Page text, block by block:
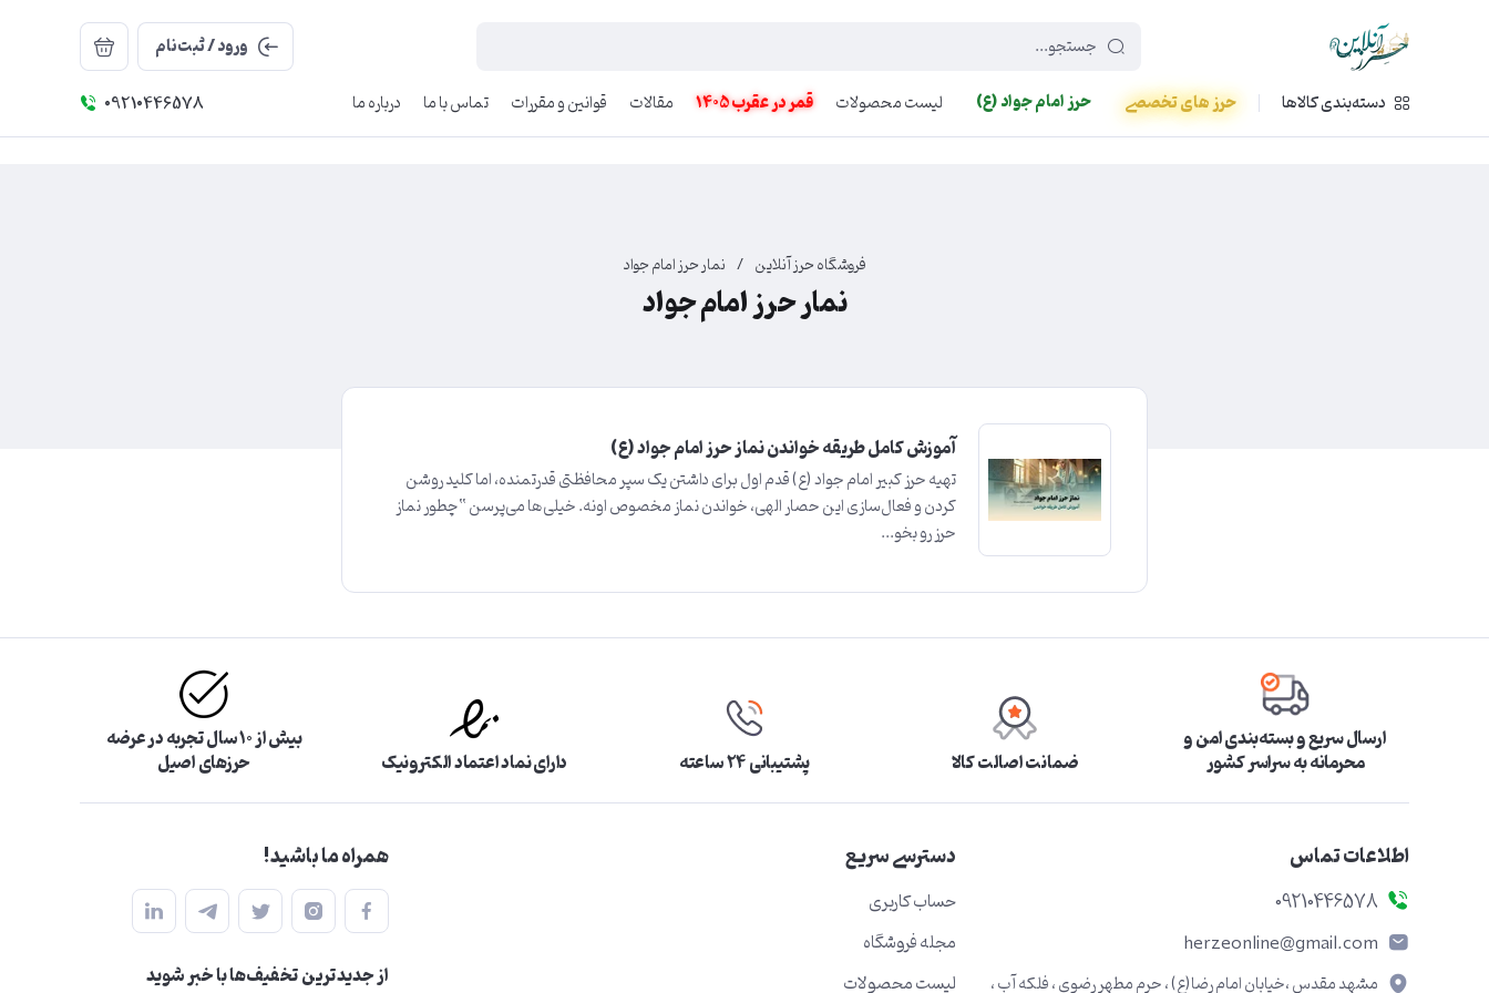
449f43cf-3da2-4422-bb12-2566cb5b8b05
ورود / ثبت‌نام
دسته‌بندی کالاها
حرز های تخصصی حرز امام جواد (ع) لیست محصولات قمر در عقرب 1405 مقالات قوانین و مقررات تماس با ما درباره ما 09210446578
فروشگاه حرز آنلاین / نمار حرز امام جواد
نمار حرز امام جواد
آموزش کامل طریقه خواندن نماز حرز امام جواد (ع)
تهیه حرز کبیر امام جواد (ع) قدم اول برای داشتن یک سپر محافظتی قدرتمنده، اما کلید روشن
کردن و فعال‌سازی این حصار الهی، خواندن نماز مخصوص اونه. خیلی‌ها می‌پرسن “چطور نماز
حرز رو بخو...
ارسال سریع و بسته‌بندی امن و
محرمانه به سراسر کشور ضمانت اصالت کالا پشتیبانی ۲۴ ساعته دارای نماد اعتماد الکترونیک
بیش از ۱۰ سال تجربه در عرضه
حرزهای اصیل
اطلاعات تماس
09210446578
herzeonline@gmail.com
مشهد مقدس ،خیابان امام رضا(ع) ، حرم مطهر رضوی ، فلکه آب ،
دسترسی سریع
حساب کاربری
مجله فروشگاه
لیست محصولات
همراه ما باشید!
از جدید‌ترین تخفیف‌ها با‌ خبر شوید